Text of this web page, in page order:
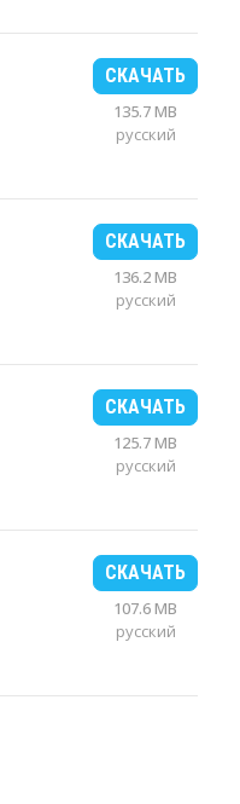
СКАЧАТЬ
135.7 MB
русский
СКАЧАТЬ
136.2 MB
русский
СКАЧАТЬ
125.7 MB
русский
СКАЧАТЬ
107.6 MB
русский